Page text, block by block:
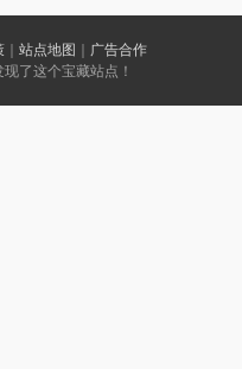
｜ 站点地图 ｜ 广告合作
了这个宝藏站点！